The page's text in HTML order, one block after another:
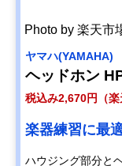
Photo by 楽天市
ヤマハ(YAMAHA)
ヘッドホン
税込み2,670円（楽
楽器練習に最
ハウジング部分と